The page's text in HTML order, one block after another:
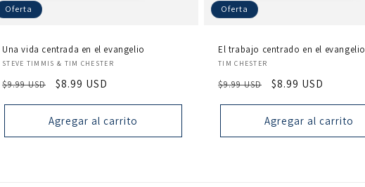
Oferta
Una vida centrada en el evangelio
Proveedor:
STEVE TIMMIS & TIM CHESTER
Precio
habitual
$9.99 USD
Precio
de
oferta
$8.99 USD
Agregar al carrito
Oferta
El trabajo centrado en el evangelio
Proveedor:
TIM CHESTER
Precio
habitual
$9.99 USD
Precio
de
oferta
$8.99 USD
Agregar al carrito